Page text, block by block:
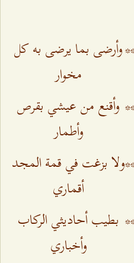
وأرضى بما يرضى به كل
مخوار
وأقنع من عيشي بقرص
وأطمار
ولا بزغت في قمة المجد
أقماري
بطيب أحاديثي الركاب
وأخباري